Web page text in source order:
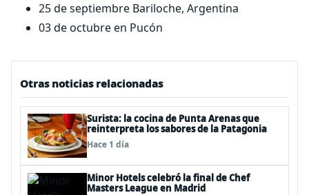
25 de septiembre Bariloche, Argentina
03 de octubre en Pucón
Otras noticias relacionadas
Surista: la cocina de Punta Arenas que
reinterpreta los sabores de la Patagonia
Hace 1 día
Minor Hotels celebró la final de Chef
Masters League en Madrid